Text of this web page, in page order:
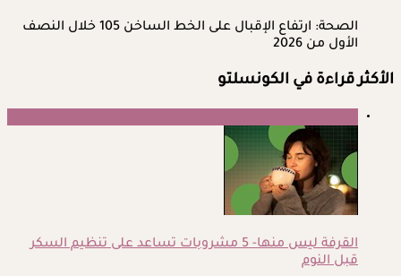
الصحة: ارتفاع الإقبال على الخط الساخن 105 خلال النصف
الأول من 2026
الأكثر قراءة في الكونسلتو
القرفة ليس منها- 5 مشروبات تساعد على تنظيم السكر
قبل النوم